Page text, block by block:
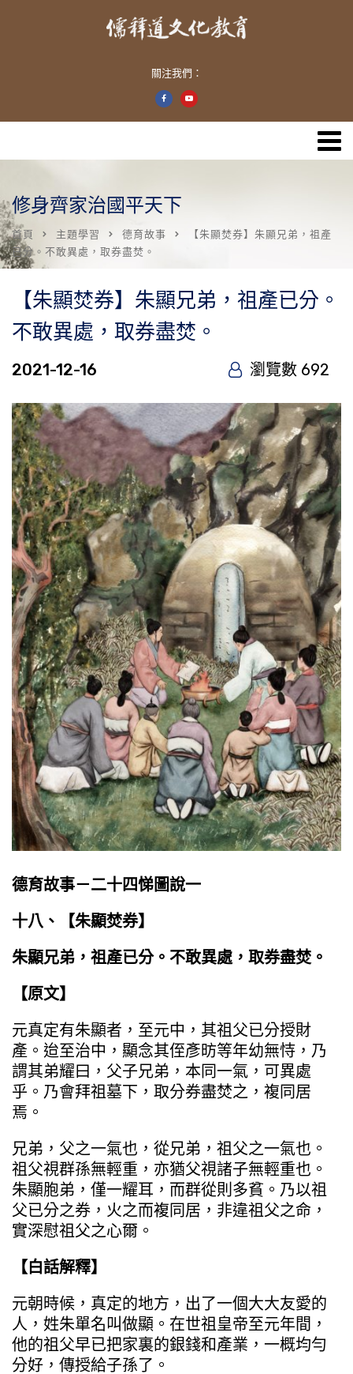
關注我們：
修身齊家治國平天下
首頁 主題學習 德育故事
【朱顯焚券】朱顯兄弟，祖產
已分。不敢異處，取券盡焚。
【朱顯焚券】朱顯兄弟，祖產已分。
不敢異處，取券盡焚。
2021-12-16 瀏覽數 692
德育故事－二十四悌圖說一
十八、【朱顯焚券】
朱顯兄弟，祖產已分。不敢異處，取券盡焚。
【原文】
元真定有朱顯者，至元中，其祖父已分授財
產。迨至治中，顯念其侄彥昉等年幼無恃，乃
謂其弟耀曰，父子兄弟，本同一氣，可異處
乎。乃會拜祖墓下，取分券盡焚之，複同居
焉。
兄弟，父之一氣也，從兄弟，祖父之一氣也。
祖父視群孫無輕重，亦猶父視諸子無輕重也。
朱顯胞弟，僅一耀耳，而群從則多貧。乃以祖
父已分之券，火之而複同居，非違祖父之命，
實深慰祖父之心爾。
【白話解釋】
元朝時候，真定的地方，出了一個大大友愛的
人，姓朱單名叫做顯。在世祖皇帝至元年間，
他的祖父早已把家裏的銀錢和產業，一概均勻
分好，傳授給子孫了。